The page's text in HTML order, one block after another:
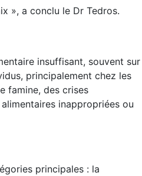
», a conclu le Dr Tedros.
insuffisant, souvent sur
principalement chez les
famine, des crises
inappropriées ou
principales : la